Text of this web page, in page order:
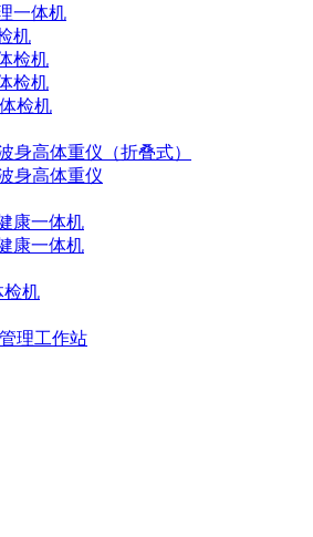
一体机
机
检机
检机
检机
身高体重仪（折叠式）
身高体重仪
康一体机
康一体机
检机
理工作站